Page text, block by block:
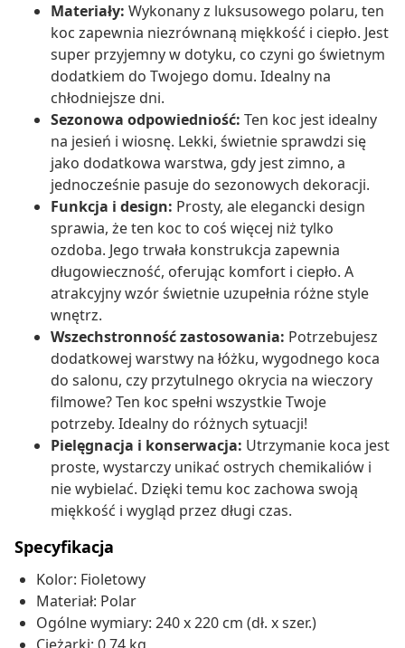
Materiały: Wykonany z luksusowego polaru, ten
koc zapewnia niezrównaną miękkość i ciepło. Jest
super przyjemny w dotyku, co czyni go świetnym
dodatkiem do Twojego domu. Idealny na
chłodniejsze dni.
Sezonowa odpowiedniość: Ten koc jest idealny
na jesień i wiosnę. Lekki, świetnie sprawdzi się
jako dodatkowa warstwa, gdy jest zimno, a
jednocześnie pasuje do sezonowych dekoracji.
Funkcja i design: Prosty, ale elegancki design
sprawia, że ten koc to coś więcej niż tylko
ozdoba. Jego trwała konstrukcja zapewnia
długowieczność, oferując komfort i ciepło. A
atrakcyjny wzór świetnie uzupełnia różne style
wnętrz.
Wszechstronność zastosowania: Potrzebujesz
dodatkowej warstwy na łóżku, wygodnego koca
do salonu, czy przytulnego okrycia na wieczory
filmowe? Ten koc spełni wszystkie Twoje
potrzeby. Idealny do różnych sytuacji!
Pielęgnacja i konserwacja: Utrzymanie koca jest
proste, wystarczy unikać ostrych chemikaliów i
nie wybielać. Dzięki temu koc zachowa swoją
miękkość i wygląd przez długi czas.
Specyfikacja
Kolor: Fioletowy
Materiał: Polar
Ogólne wymiary: 240 x 220 cm (dł. x szer.)